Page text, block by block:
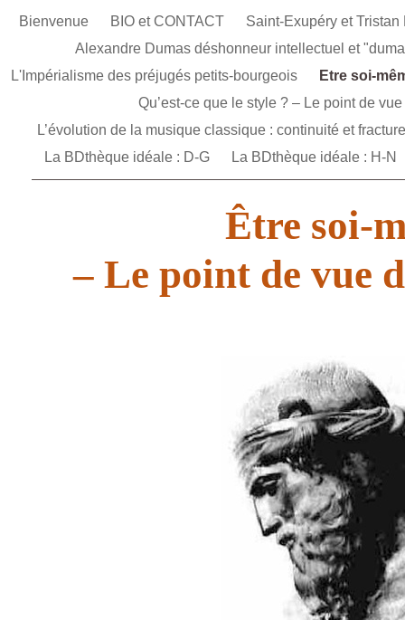
Bienvenue BIO et CONTACT
Saint-Exupéry et
Alexandre Dumas déshonneur intellectuel et
L'Impérialisme des préjugés petits-bourgeois
Etre soi-
Qu’est-ce que le style ? – Le point de
L’évolution de la musique classique : continuité et
La BDthèque idéale : D-G
La BDthèque idéale : H-N
Être soi-
– Le point de vue